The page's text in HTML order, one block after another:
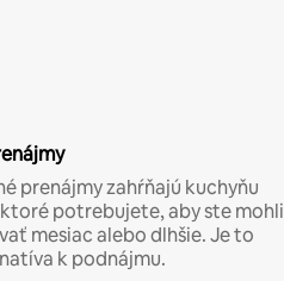
prenájmy zahŕňajú kuchyňu
potrebujete, aby ste mohli
mesiac alebo dlhšie. Je to
k podnájmu.